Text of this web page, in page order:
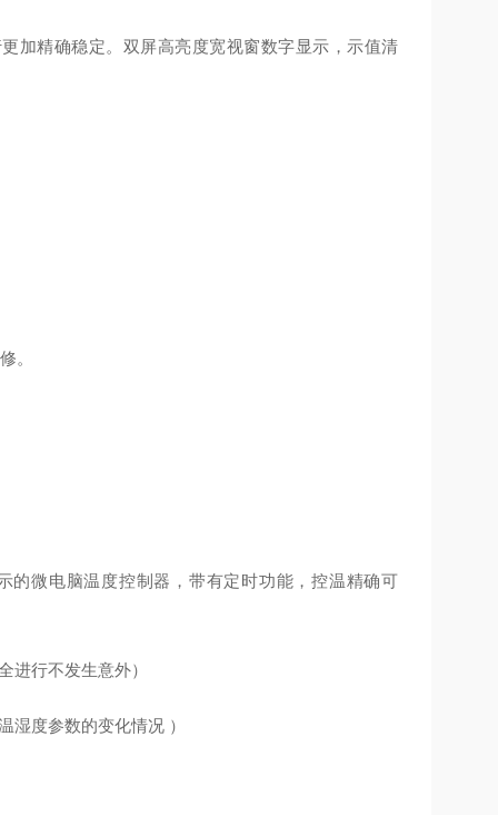
加精确稳定。双屏高亮度宽视窗数字显示，示值清
。
微电脑温度控制器，带有定时功能，控温精确可
行不发生意外）
度参数的变化情况 ）